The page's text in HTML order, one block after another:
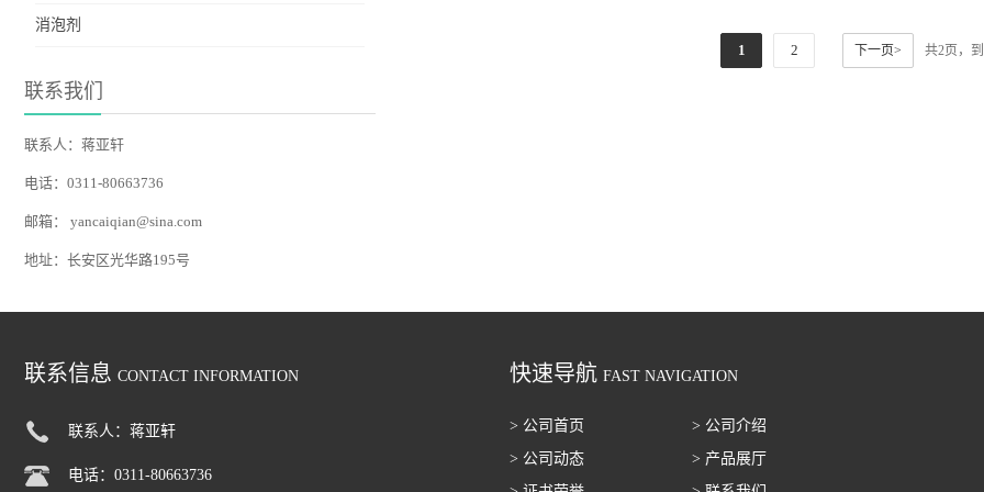
消泡剂
联系我们
联系人：蒋亚轩
电话：0311-80663736
邮箱： yancaiqian@sina.com
地址：长安区光华路195号
1 2 下一页> 共2页，
联系信息 CONTACT INFORMATION
联系人：蒋亚轩
电话：0311-80663736
快速导航 FAST NAVIGATION
> 公司首页
> 公司介绍
> 公司动态
> 产品展厅